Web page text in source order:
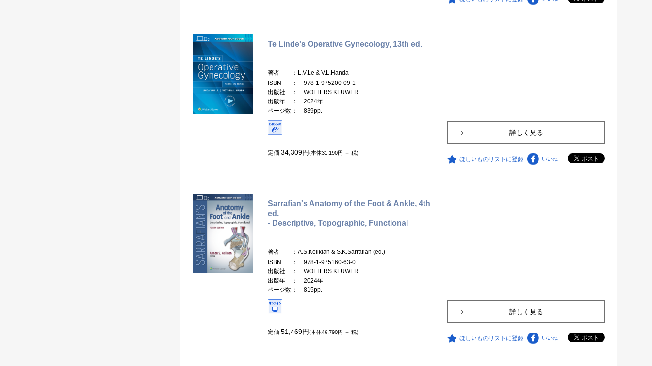
Te Linde's Operative Gynecology, 13th ed.
著者
：L.V.Le & V.L.Handa
ISBN
： 978-1-975200-09-1
出版社
： WOLTERS KLUWER
出版年
： 2024年
ページ数 ： 839pp.
定価 34,309円(本体31,190円 ＋ 税)
詳しく見る
ほしいものリストに登録 いいね
Sarrafian's Anatomy of the Foot & Ankle, 4th
ed.
- Descriptive, Topographic, Functional
著者
：A.S.Kelikian & S.K.Sarrafian (ed.)
ISBN
： 978-1-975160-63-0
出版社
： WOLTERS KLUWER
出版年
： 2024年
ページ数 ： 815pp.
定価 51,469円(本体46,790円 ＋ 税)
詳しく見る
ほしいものリストに登録 いいね